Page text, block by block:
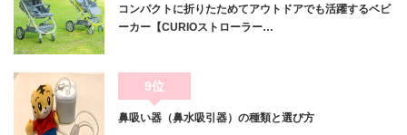
コンパクトに折りたためてアウトドアでも活躍するベビ
ーカー【CURIOストローラー…
9位
鼻吸い器（鼻水吸引器）の種類と選び方